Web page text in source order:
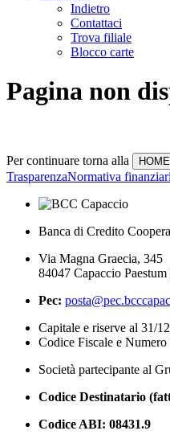
Indietro
Contattaci
Trova filiale
Blocco carte
Pagina non
Per continuare torna alla
TrasparenzaNormativa
Banca di Credito
Via Magna Graecia, 345
84047 Capaccio
Pec:
Capitale e riserve al 31/
Codice Fiscale e
Società partecipante al
Codice Destinatario
Codice ABI: 08431.9